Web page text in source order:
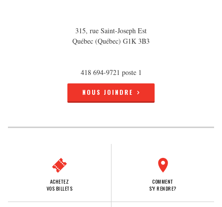
315, rue Saint-Joseph Est
Québec (Québec) G1K 3B3
418 694-9721 poste 1
NOUS JOINDRE
ACHETEZ
VOS BILLETS
COMMENT
S'Y RENDRE?